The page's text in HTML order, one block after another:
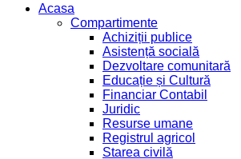
Acasa
Compartimente
Achiziții publice
Asistență socială
Dezvoltare comunitară
Educație și Cultură
Financiar Contabil
Juridic
Resurse umane
Registrul agricol
Starea civilă